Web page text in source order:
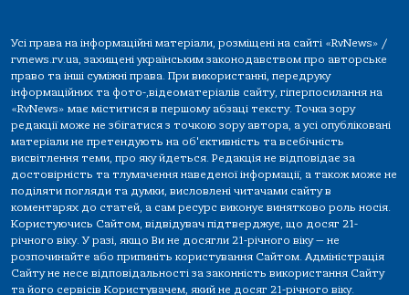
Усі права на інформаційні матеріали, розміщені на сайті «RvNews» /
rvnews.rv.ua, захищені українським законодавством про авторське
право та інші суміжні права. При використанні, передруку
інформаційних та фото-,відеоматеріалів сайту, гіперпосилання на
«RvNews» має міститися в першому абзаці тексту. Точка зору
редакції може не збігатися з точкою зору автора, а усі опубліковані
матеріали не претендують на об'єктивність та всебічність
висвітлення теми, про яку йдеться. Редакція не відповідає за
достовірність та тлумачення наведеної інформації, а також може не
поділяти погляди та думки, висловлені читачами сайту в
коментарях до статей, а сам ресурс виконує винятково роль носія.
Користуючись Сайтом, відвідувач підтверджує, що досяг 21-
річного віку. У разі, якщо Ви не досягли 21-річного віку — не
розпочинайте або припиніть користування Сайтом. Адміністрація
Сайту не несе відповідальності за законність використання Сайту
та його сервісів Користувачем, який не досяг 21-річного віку.